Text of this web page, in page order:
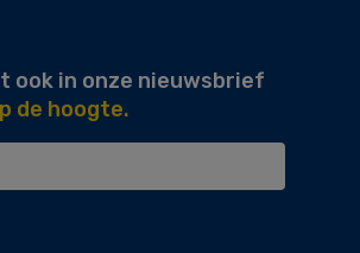
ook in onze nieuwsbrief
de hoogte.